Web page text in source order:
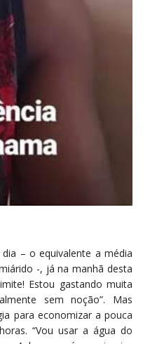
– o equivalente a média
-, já na manhã desta
Estou gastando muita
sem noção”. Mas
para economizar a pouca
“Vou usar a água do